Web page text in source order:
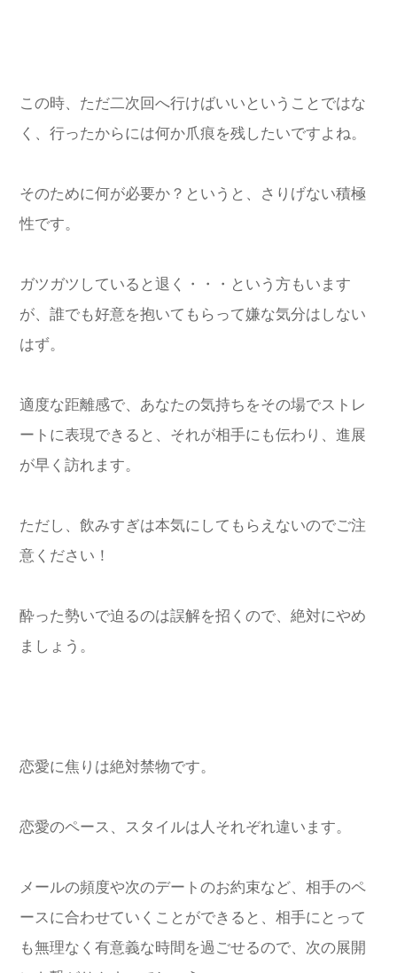
この時、ただ二次回へ行けばいいということではな
く、行ったからには何か爪痕を残したいですよね。
そのために何が必要か？というと、さりげない積極
性です。
ガツガツしていると退く・・・という方もいます
が、誰でも好意を抱いてもらって嫌な気分はしない
はず。
適度な距離感で、あなたの気持ちをその場でストレ
ートに表現できると、それが相手にも伝わり、進展
が早く訪れます。
ただし、飲みすぎは本気にしてもらえないのでご注
意ください！
酔った勢いで迫るのは誤解を招くので、絶対にやめ
ましょう。
恋愛に焦りは絶対禁物です。
恋愛のペース、スタイルは人それぞれ違います。
メールの頻度や次のデートのお約束など、相手のペ
ースに合わせていくことができると、相手にとって
も無理なく有意義な時間を過ごせるので、次の展開